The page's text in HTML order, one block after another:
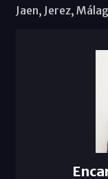
Jaen, Jerez,